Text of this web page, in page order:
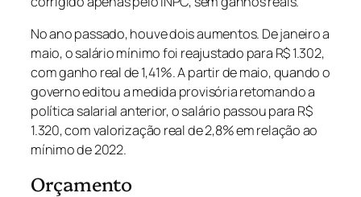
No ano passado, houve dois aumentos. De janeiro a
maio, o salário mínimo foi reajustado para R$ 1.302,
com ganho real de 1,41%. A partir de maio, quando o
governo editou a medida provisória retomando a
política salarial anterior, o salário passou para R$
1.320, com valorização real de 2,8% em relação ao
mínimo de 2022.
Orçamento